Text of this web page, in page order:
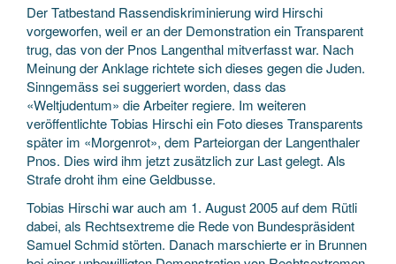
Der Tatbestand Rassendiskriminierung wird Hirschi
vorgeworfen, weil er an der Demonstration ein Transparent
trug, das von der Pnos Langenthal mitverfasst war. Nach
Meinung der Anklage richtete sich dieses gegen die Juden.
Sinngemäss sei suggeriert worden, dass das
«Weltjudentum» die Arbeiter regiere. Im weiteren
veröffentlichte Tobias Hirschi ein Foto dieses Transparents
später im «Morgenrot», dem Parteiorgan der Langenthaler
Pnos. Dies wird ihm jetzt zusätzlich zur Last gelegt. Als
Strafe droht ihm eine Geldbusse.
Tobias Hirschi war auch am 1. August 2005 auf dem Rütli
dabei, als Rechtsextreme die Rede von Bundespräsident
Samuel Schmid störten. Danach marschierte er in Brunnen